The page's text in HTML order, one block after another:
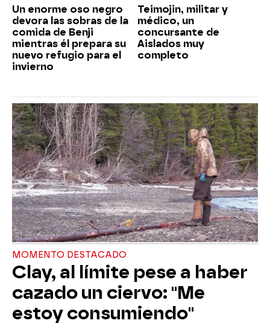
Un enorme oso negro
devora las sobras de la
comida de Benji
mientras él prepara su
nuevo refugio para el
invierno
Teimojin, militar y
médico, un
concursante de
Aislados muy
completo
MOMENTO DESTACADO
Clay, al límite pese a haber
cazado un ciervo: "Me
estoy consumiendo"